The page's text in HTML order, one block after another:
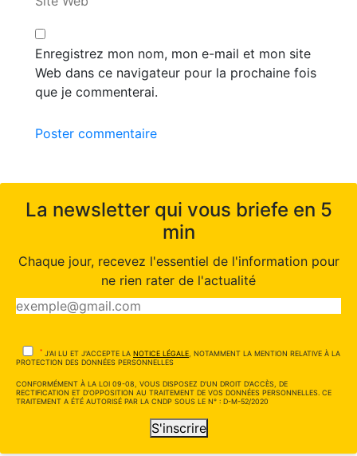
Enregistrez mon nom, mon e-mail et mon site
Web dans ce navigateur pour la prochaine fois
que je commenterai.
Poster commentaire
La newsletter qui vous briefe en 5
min
Chaque jour, recevez l'essentiel de l'information pour
ne rien rater de l'actualité
* J'AI LU ET J'ACCEPTE LA NOTICE LÉGALE , NOTAMMENT LA MENTION RELATIVE À LA
PROTECTION DES DONNÉES PERSONNELLES
CONFORMÉMENT À LA LOI 09-08, VOUS DISPOSEZ D'UN DROIT D'ACCÈS, DE
RECTIFICATION ET D'OPPOSITION AU TRAITEMENT DE VOS DONNÉES PERSONNELLES. CE
TRAITEMENT A ÉTÉ AUTORISÉ PAR LA CNDP SOUS LE N° : D-M-52/2020
S'inscrire